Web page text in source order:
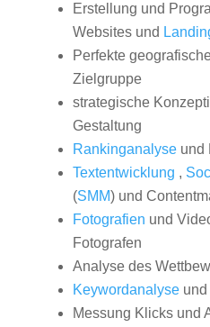
Erstellung und
Websites und
Perfekte
Zielgruppe
strategische
Gestaltung
Rankinganalyseund
Textentwicklung ,
(SMM) und
Fotografien und
Fotografen
Analyse des
Keywordanalyseund
Messung Klicks und